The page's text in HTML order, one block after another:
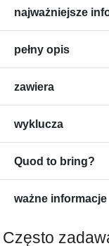
najważniejsze
pełny opis
zawiera
wyklucza
Quod to bring?
ważne informacje
Często